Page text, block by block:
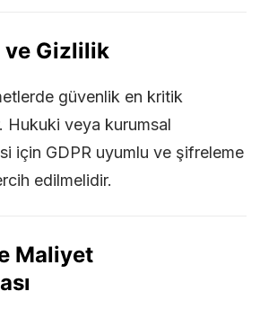
ve Gizlilik
güvenlik en kritik
Hukuki veya kurumsal
için GDPR uyumlu ve şifreleme
edilmelidir.
Maliyet